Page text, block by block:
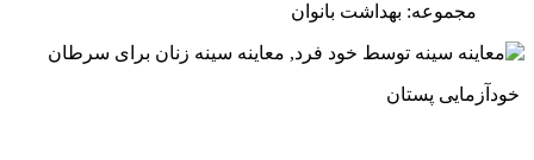
مجموعه: بهداشت بانوان
خودآزمایی پستان